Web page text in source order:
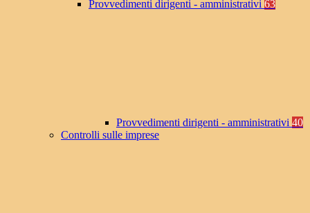
Provvedimenti dirigenti - amministrativi 63
Provvedimenti dirigenti - amministrativi 40
Controlli sulle imprese